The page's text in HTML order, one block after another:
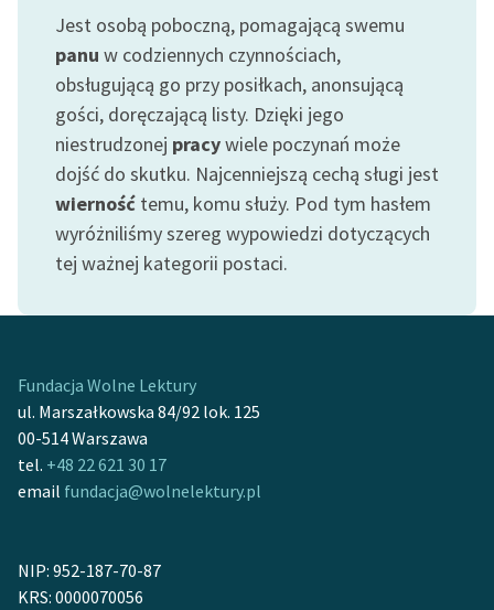
Jest osobą poboczną, pomagającą swemu
panu w codziennych czynnościach,
obsługującą go przy posiłkach, anonsującą
gości, doręczającą listy. Dzięki jego
niestrudzonej pracywiele poczynań może
dojść do skutku. Najcenniejszą cechą sługi jest
wierność temu, komu służy. Pod tym hasłem
wyróżniliśmy szereg wypowiedzi dotyczących
tej ważnej kategorii postaci.
Fundacja Wolne Lektury
ul. Marszałkowska 84/92 lok. 125
00-514 Warszawa
tel. +48 22 621 30 17
email fundacja@wolnelektury.pl
NIP: 952-187-70-87
KRS: 0000070056